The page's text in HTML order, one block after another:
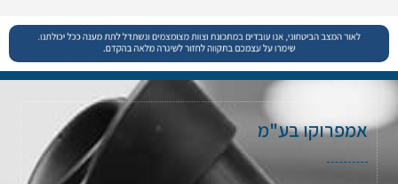
אמפרוקו בע"מ